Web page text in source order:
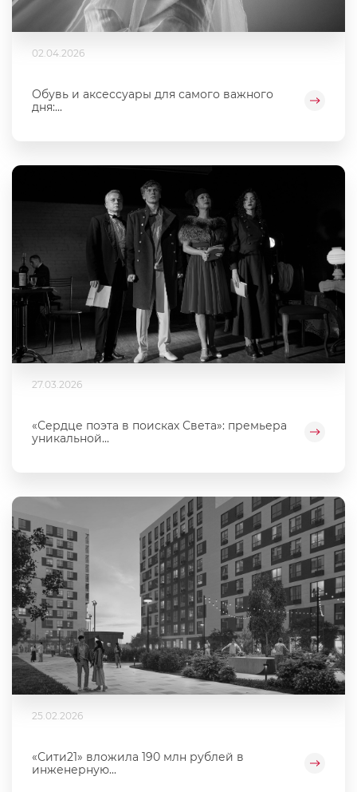
02.04.2026
Обувь и аксессуары для самого важного
дня:...
27.03.2026
«Сердце поэта в поисках Света»: премьера
уникальной...
25.02.2026
«Сити21» вложила 190 млн рублей в
инженерную...